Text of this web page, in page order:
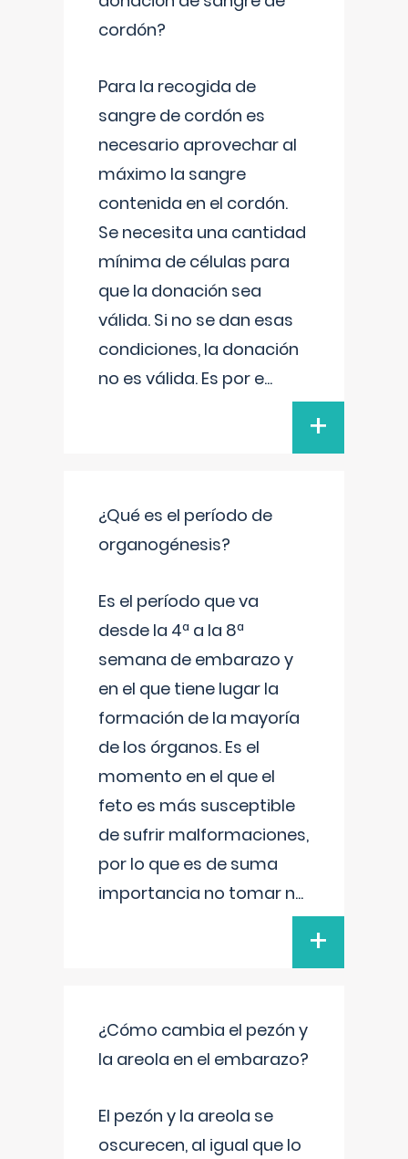
cordón?
Para la recogida de
sangre de cordón es
necesario aprovechar al
máximo la sangre
contenida en el cordón.
Se necesita una cantidad
mínima de células para
que la donación sea
válida. Si no se dan esas
condiciones, la donación
no es válida. Es por e...
+
¿Qué es el período de
organogénesis?
Es el período que va
desde la 4ª a la 8ª
semana de embarazo y
en el que tiene lugar la
formación de la mayoría
de los órganos. Es el
momento en el que el
feto es más susceptible
de sufrir malformaciones,
por lo que es de suma
importancia no tomar n...
+
¿Cómo cambia el pezón y
la areola en el embarazo?
El pezón y la areola se
oscurecen, al igual que lo